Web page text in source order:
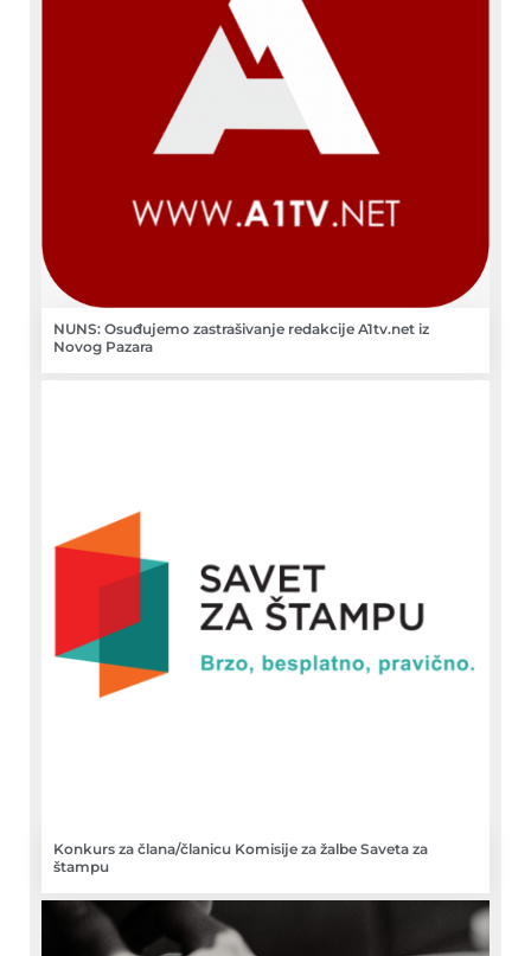
NUNS: Osuđujemo zastrašivanje redakcije A1tv.net iz
Novog Pazara
Konkurs za člana/članicu Komisije za žalbe Saveta za
štampu